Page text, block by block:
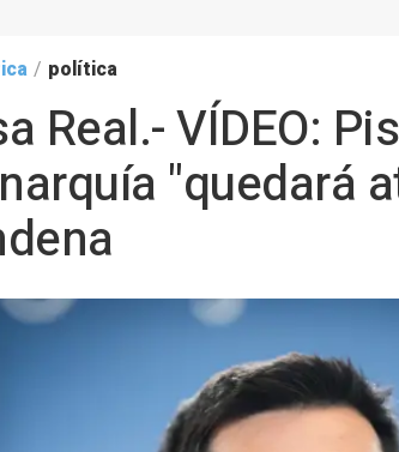
/ política
Real.- VÍDEO:
"quedará